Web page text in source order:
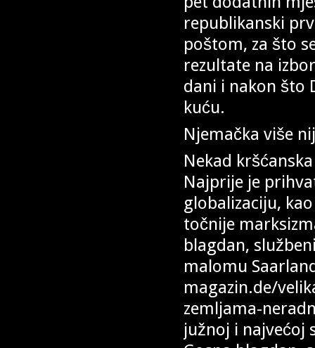
republikanski
poštom, za što
rezultate na
dani i nakon što
kuću.
Njemačka više
Nekad
Najprije je
globalizaciju,
točnije
blagdan,
malomu
magazin.de/
zemljama-
južnoj i najvećoj